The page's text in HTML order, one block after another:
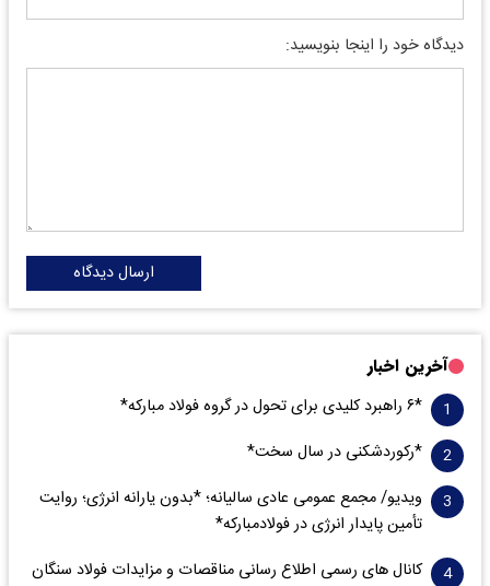
دیدگاه خود را اینجا بنویسید:
ارسال دیدگاه
آخرین اخبار
*۶ راهبرد کلیدی برای تحول در گروه فولاد مبارکه*
*رکوردشکنی در سال سخت*
ویدیو/ مجمع عمومی عادی سالیانه؛ *بدون یارانه انرژی؛ روایت
تأمین پایدار انرژی در فولادمبارکه*
کانال های رسمی اطلاع رسانی مناقصات و مزایدات فولاد سنگان